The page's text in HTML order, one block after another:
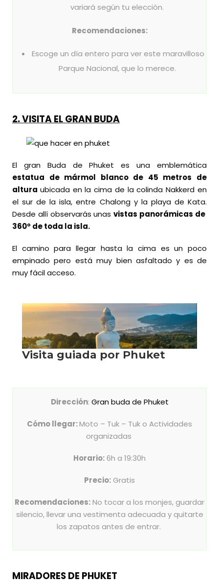
variará según tu elección.
Recomendaciones:
Escoge un día entero para ver este maravilloso
Parque Nacional, que lo merece.
2.VISITA EL GRAN BUDA
El gran Buda de Phuket es una emblemática
estatua de mármol blanco de 45 metros de
altura ubicada en la cima de la colinda Nakkerd en
el sur de la isla, entre Chalong y la playa de Kata.
Desde allí observarás unasvistas panorámicas de
360º de toda la isla.
El camino para llegar hasta la cima es un poco
empinado pero está muy bien asfaltado y es de
muy fácil acceso.
Dirección: Gran buda de Phuket
Cómo llegar:Moto – Tuk – Tuk o Actividades
organizadas
Horario:6h a 19:30h
Precio: Gratis
Recomendaciones:No tocar a los monjes, guardar
silencio, llevar una vestimenta adecuada y quitarte
los zapatos antes de entrar.
MIRADORES DE PHUKET